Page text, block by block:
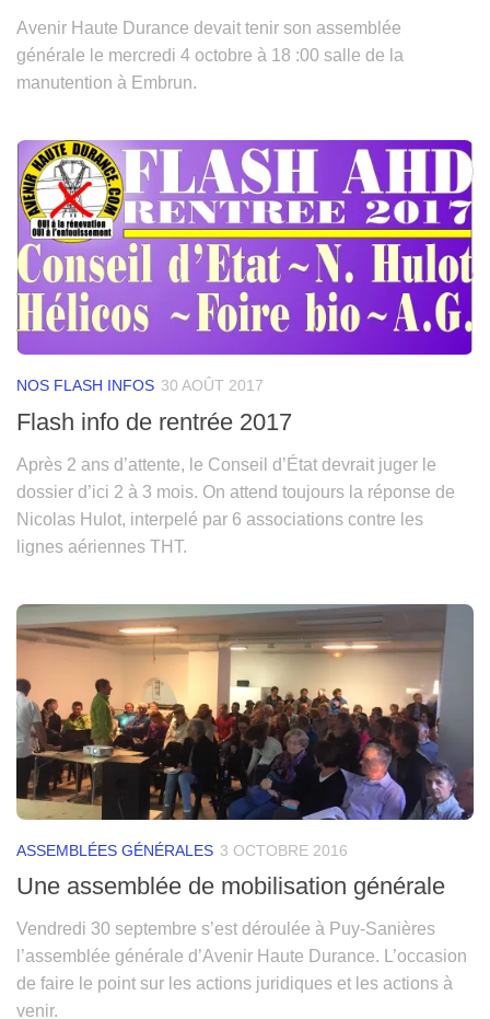
Avenir Haute Durance devait tenir son assemblée
générale le mercredi 4 octobre à 18 :00 salle de la
manutention à Embrun.
NOS FLASH INFOS 30 AOÛT 2017
Flash info de rentrée 2017
Après 2 ans d’attente, le Conseil d’État devrait juger le
dossier d’ici 2 à 3 mois. On attend toujours la réponse de
Nicolas Hulot, interpelé par 6 associations contre les
lignes aériennes THT.
ASSEMBLÉES GÉNÉRALES 3 OCTOBRE 2016
Une assemblée de mobilisation générale
Vendredi 30 septembre s’est déroulée à Puy-Sanières
l’assemblée générale d’Avenir Haute Durance. L’occasion
de faire le point sur les actions juridiques et les actions à
venir.